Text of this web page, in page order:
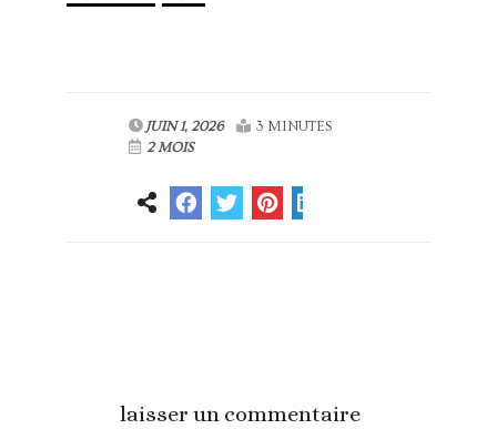
JUIN 1, 2026
3 MINUTES
2 MOIS
laisser un commentaire